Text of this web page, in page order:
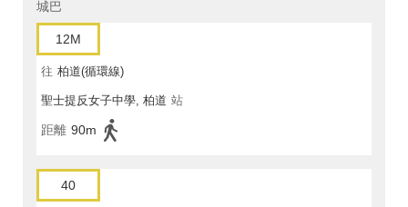
城巴
12M
往 柏道(循環線)
聖士提反女子中學, 柏道 站
距離 90m
40